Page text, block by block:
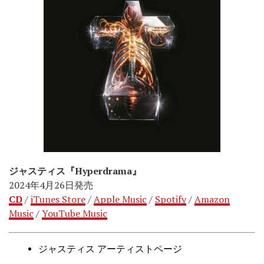
ジャスティス『Hyperdrama』
2024年4月26日発売
CD/iTunes Store/Apple Music / Spotify/Amazon
Music /YouTube Music
ジャスティス アーティストページ